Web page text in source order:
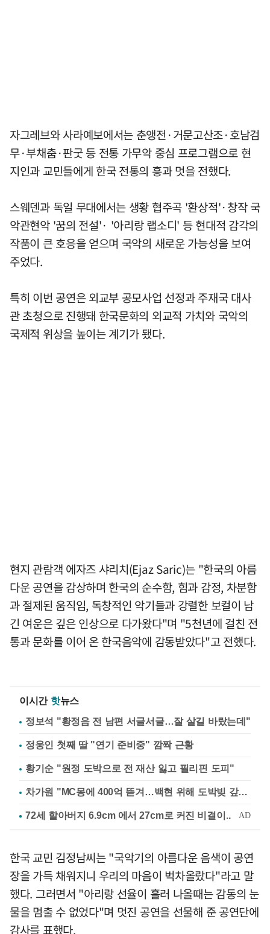
자그레브와 사라예보에서는 춘앵전·거문고산조·호남검
무·부채춤·판굿 등 전통 가무악 중심 프로그램으로 현
지인과 교민들에게 한국 전통의 흥과 멋을 전했다.
스웨덴과 독일 무대에서는 생황 협주곡 '환상적'·창작 국
악관현악 '꿈의 전설'· '아리랑 랩소디' 등 현대적 감각의
작품이 큰 호응을 얻으며 국악의 새로운 가능성을 보여
주었다.
특히 이번 공연은 외교부 공모사업 선정과 주재국 대사
관 초청으로 진행돼 한국문화의 외교적 가치와 국악의
국제적 위상을 높이는 계기가 됐다.
현지 관람객 에자즈 샤리치(Ejaz Saric)는 "한국의 아름
다운 공연을 감상하며 한국의 순수함, 힘과 감정, 차분함
과 절제된 움직임, 독창적인 악기들과 강렬한 보컬이 남
긴 여운은 깊은 인상으로 다가왔다"며 "5천년에 걸친 전
통과 문화를 이어 온 한국음악에 감동받았다"고 전했다.
이시간 핫뉴스
정보석 "황정음 전 남편 서글서글…잘 살길 바랐는데"
정웅인 첫째 딸 "연기 준비중" 깜짝 근황
황기순 "원정 도박으로 전 재산 잃고 필리핀 도피"
차가원 "MC몽에 400억 뜯겨…백현 위해 도박빚 갚아줘"
한국 교민 김정남씨는 "국악기의 아름다운 음색이 공연
장을 가득 채워지니 우리의 마음이 벅차올랐다"라고 말
했다. 그러면서 "아리랑 선율이 흘러 나올때는 감동의 눈
물을 멈출 수 없었다"며 멋진 공연을 선물해 준 공연단에
감사를 표했다.